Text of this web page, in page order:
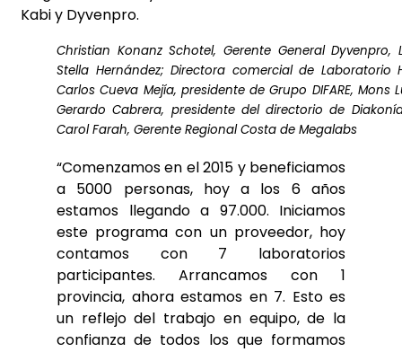
Kabi y Dyvenpro.
Christian Konanz Schotel, Gerente General Dyvenpro,
Stella Hernández; Directora comercial de Laboratorio
Carlos Cueva Mejía, presidente de Grupo DIFARE, Mons
Gerardo Cabrera, presidente del directorio de
Carol Farah, Gerente Regional Costa de Megalabs
“Comenzamos en el 2015 y beneficiamos
a 5000 personas, hoy a los 6 años
estamos llegando a 97.000. Iniciamos
este programa con un proveedor, hoy
contamos con 7 laboratorios
participantes. Arrancamos con 1
provincia, ahora estamos en 7. Esto es
un reflejo del trabajo en equipo, de la
confianza de todos los que formamos